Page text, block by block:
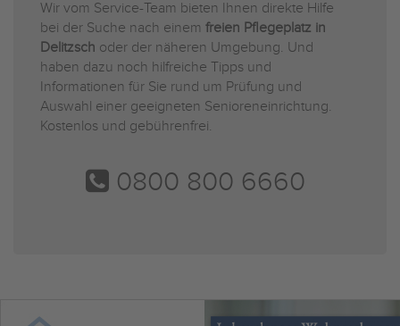
Wir vom Service-Team bieten Ihnen direkte Hilfe
bei der Suche nach einem freien Pflegeplatz in
Delitzsch oder der näheren Umgebung. Und
haben dazu noch hilfreiche Tipps und
Informationen für Sie rund um Prüfung und
Auswahl einer geeigneten Senioreneinrichtung.
Kostenlos und gebührenfrei.
0800 800 6660